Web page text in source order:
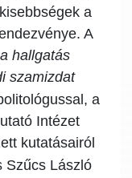
a
A
hallgatás
szamizdat
a
Intézet
kutatásairól
Szűcs László